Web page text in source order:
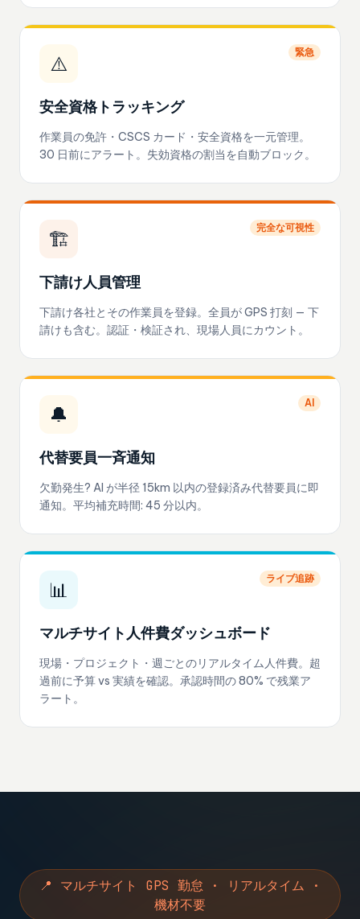
⚠️ 緊急
安全資格トラッキング
作業員の免許・CSCS カード・安全資格を一元管理。
30 日前にアラート。失効資格の割当を自動ブロック。
🏗️ 完全な可視性
下請け人員管理
下請け各社とその作業員を登録。全員が GPS 打刻 — 下
請けも含む。認証・検証され、現場人員にカウント。
🔔 AI
代替要員一斉通知
欠勤発生? AI が半径 15km 以内の登録済み代替要員に即
通知。平均補充時間: 45 分以内。
📊 ライブ追跡
マルチサイト人件費ダッシュボード
現場・プロジェクト・週ごとのリアルタイム人件費。超
過前に予算 vs 実績を確認。承認時間の 80% で残業ア
ラート。
📍 マルチサイト GPS 勤怠 · リアルタイム ·
機材不要